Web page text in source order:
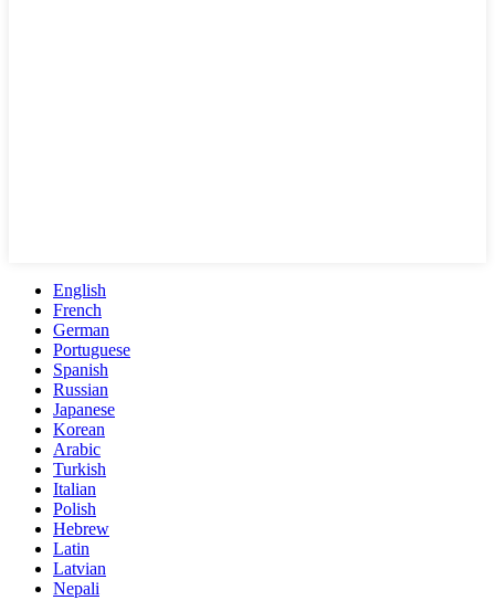
English
French
German
Portuguese
Spanish
Russian
Japanese
Korean
Arabic
Turkish
Italian
Polish
Hebrew
Latin
Latvian
Nepali